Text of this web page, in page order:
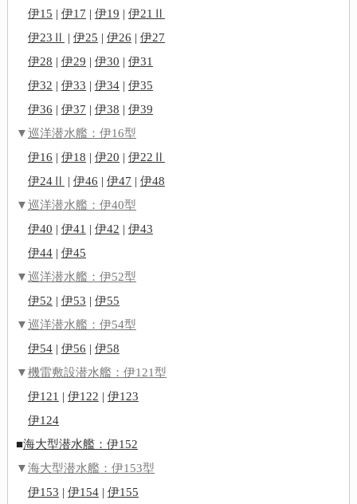
伊15 | 伊17 | 伊19 | 伊21Ⅱ
伊23Ⅱ
| 伊25 | 伊26 | 伊27
伊28 | 伊29 | 伊30 | 伊31
伊32 | 伊33 | 伊34| 伊35
伊36 | 伊37 | 伊38 | 伊39
▼巡洋潜水艦：伊16型
伊16 | 伊18 | 伊20 | 伊22Ⅱ
伊24Ⅱ
| 伊46 | 伊47 | 伊48
▼巡洋潜水艦：伊40型
伊40 | 伊41 | 伊42 | 伊43
伊44| 伊45
▼巡洋潜水艦：伊52型
伊52 | 伊53 | 伊55
▼巡洋潜水艦：伊54型
伊54| 伊56 | 伊58
▼機雷敷設潜水艦：伊121型
伊121 | 伊122 | 伊123
伊124
■海大型潜水艦：伊152
▼海大型潜水艦：伊153型
伊153 | 伊154| 伊155